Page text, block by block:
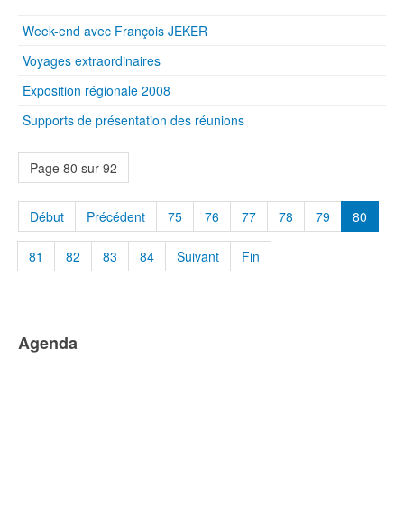
Week-end avec François JEKER
Voyages extraordinaires
Exposition régionale 2008
Supports de présentation des réunions
Page 80 sur 92
Début Précédent 75 76 77 78 79 80
81 82 83 84 Suivant Fin
Agenda